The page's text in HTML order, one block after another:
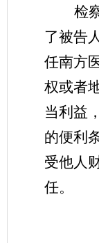
检
了被告
任南方
权或者
当利益
的便利
受他人
任。